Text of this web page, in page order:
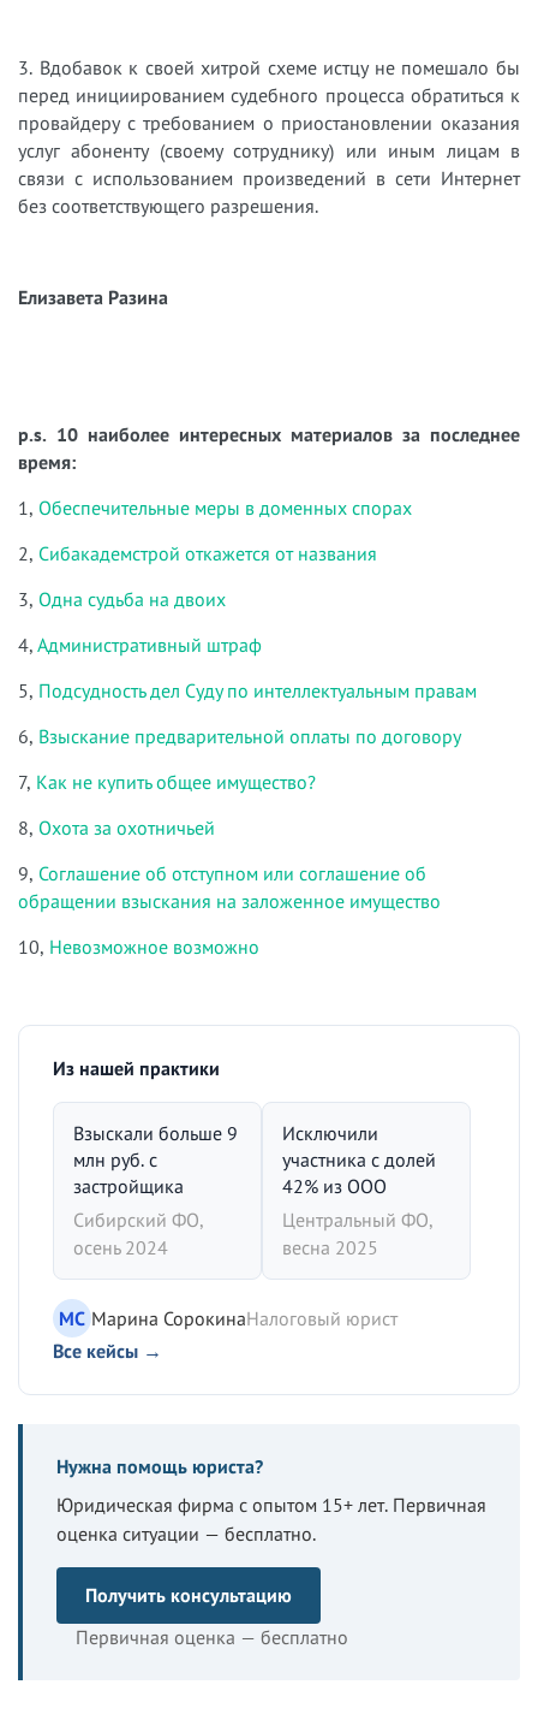
3. Вдобавок к своей хитрой схеме истцу не помешало бы
перед инициированием судебного процесса обратиться к
провайдеру с требованием о приостановлении оказания
услуг абоненту (своему сотруднику) или иным лицам в
связи с использованием произведений в сети Интернет
без соответствующего разрешения.
Елизавета Разина
p.s. 10 наиболее интересных материалов за последнее
время:
1, Обеспечительные меры в доменных спорах
2, Сибакадемстрой откажется от названия
3, Одна судьба на двоих
4, Административный штраф
5, Подсудность дел Суду по интеллектуальным правам
6, Взыскание предварительной оплаты по договору
7, Как не купить общее имущество?
8, Охота за охотничьей
9, Соглашение об отступном или соглашение об
обращении взыскания на заложенное имущество
10, Невозможное возможно
Из нашей практики
Взыскали больше 9
млн руб. с
застройщика
Сибирский ФО,
осень 2024
Исключили
участника с долей
42% из ООО
Центральный ФО,
весна 2025
МС Марина СорокинаНалоговый юрист
Все кейсы →
Нужна помощь юриста?
Юридическая фирма с опытом 15+ лет. Первичная
оценка ситуации — бесплатно.
Получить консультацию
Первичная оценка — бесплатно